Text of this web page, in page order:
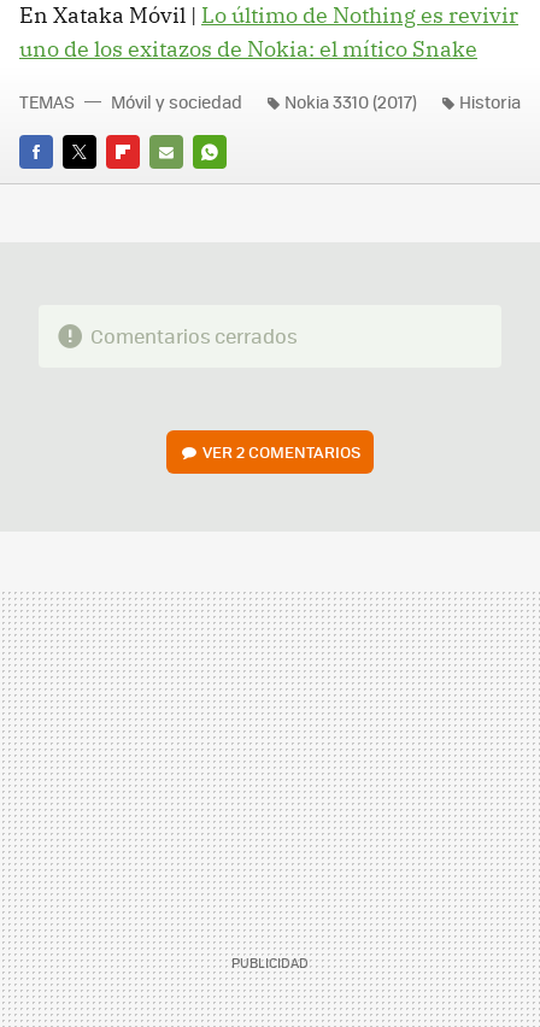
En Xataka Móvil | Lo último de Nothing es revivir
uno de los exitazos de Nokia: el mítico Snake
FACEBOOK
TWITTERFLIPBOARD
E-
WHATSAPP
TEMAS Móvil y sociedad Nokia 3310 (2017) Historia
Comentarios cerrados
VER2 COMENTARIOS